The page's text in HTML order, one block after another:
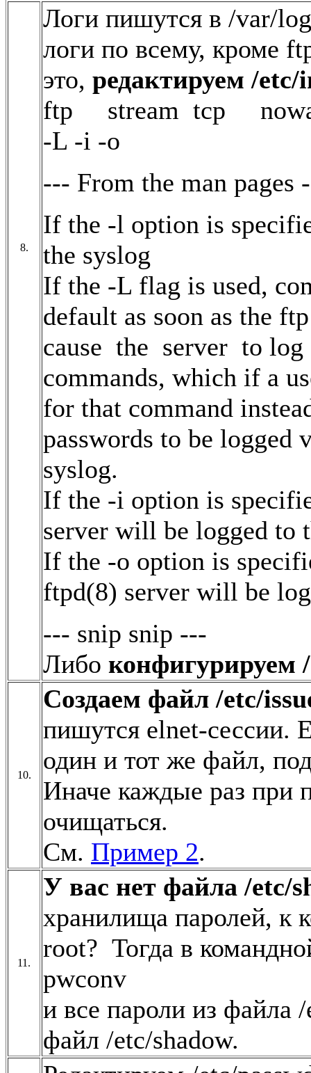
8.
Логи пишутся в /var/
логи по всему, кроме
это, редактируем /etc/
ftp stream tcp
-L -i -o
--- From the man pages
If the -l option is
the syslog
If the -L flag is used,
default as soon as the
cause the server to
commands, which if a
for that command
passwords to be logged
syslog.
If the -i option is
server will be logged to
If the -o option is
ftpd(8) server will be
--- snip snip ---
Либо конфигурируем
10.
Cоздаем файл /etc/
пишутся elnet-сессии.
один и тот же файл,
Иначе каждые раз при
очищаться.
См. Пример 2.
11.
У вас нет файла /etc/
хранилища паролей, к
root? Тогда в
pwconv
и все пароли из файла
файл /etc/shadow.